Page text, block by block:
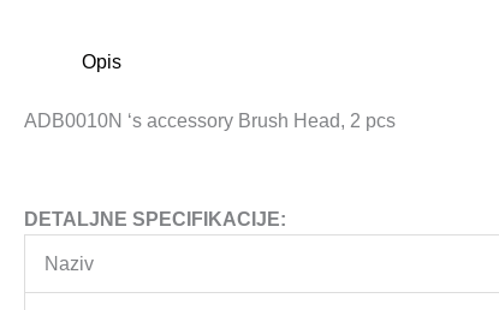
Opis
ADB0010N ‘s accessory Brush Head, 2 pcs
DETALJNE SPECIFIKACIJE:
Naziv